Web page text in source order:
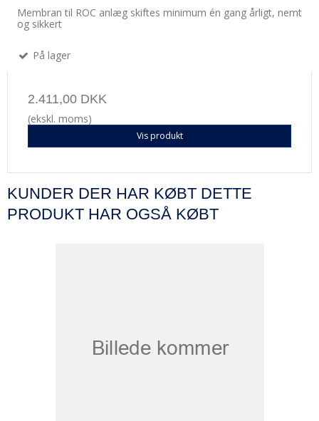
Membran til ROC anlæg skiftes minimum én gang årligt, nemt
og sikkert
På lager
2.411,00 DKK
(ekskl. moms)
Vis produkt
KUNDER DER HAR KØBT DETTE
PRODUKT HAR OGSÅ KØBT